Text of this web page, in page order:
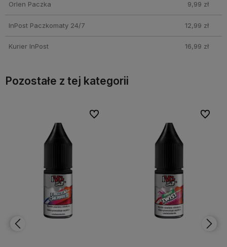
Orlen Paczka 9,99 zł
InPost Paczkomaty 24/7 12,99 zł
Kurier InPost 16,99 zł
Pozostałe z tej kategorii
Do ulubionych
Do ulubionych Do
Do